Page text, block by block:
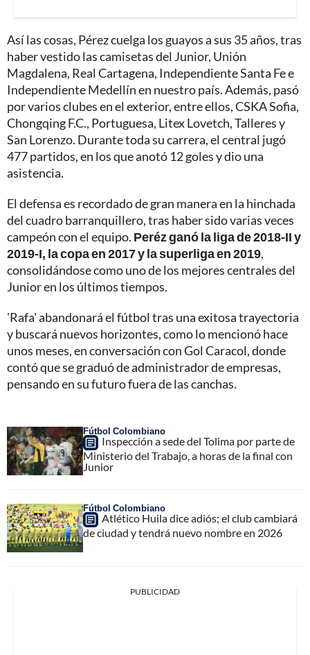
Así las cosas, Pérez cuelga los guayos a sus 35 años, tras
haber vestido las camisetas del Junior, Unión
Magdalena, Real Cartagena, Independiente Santa Fe e
Independiente Medellín en nuestro país. Además, pasó
por varios clubes en el exterior, entre ellos, CSKA Sofia,
Chongqing F.C., Portuguesa, Litex Lovetch, Talleres y
San Lorenzo. Durante toda su carrera, el central jugó
477 partidos, en los que anotó 12 goles y dio una
asistencia.
El defensa es recordado de gran manera en la hinchada
del cuadro barranquillero, tras haber sido varias veces
campeón con el equipo. Peréz ganó la liga de 2018-II y
2019-I, la copa en 2017 y la superliga en 2019,
consolidándose como uno de los mejores centrales del
Junior en los últimos tiempos.
'Rafa' abandonará el fútbol tras una exitosa trayectoria
y buscará nuevos horizontes, como lo mencionó hace
unos meses, en conversación con Gol Caracol, donde
contó que se graduó de administrador de empresas,
pensando en su futuro fuera de las canchas.
Fútbol Colombiano
Inspección a sede del Tolima por parte de
Ministerio del Trabajo, a horas de la final con
Junior
Fútbol Colombiano
Atlético Huila dice adiós; el club cambiará
de ciudad y tendrá nuevo nombre en 2026
PUBLICIDAD